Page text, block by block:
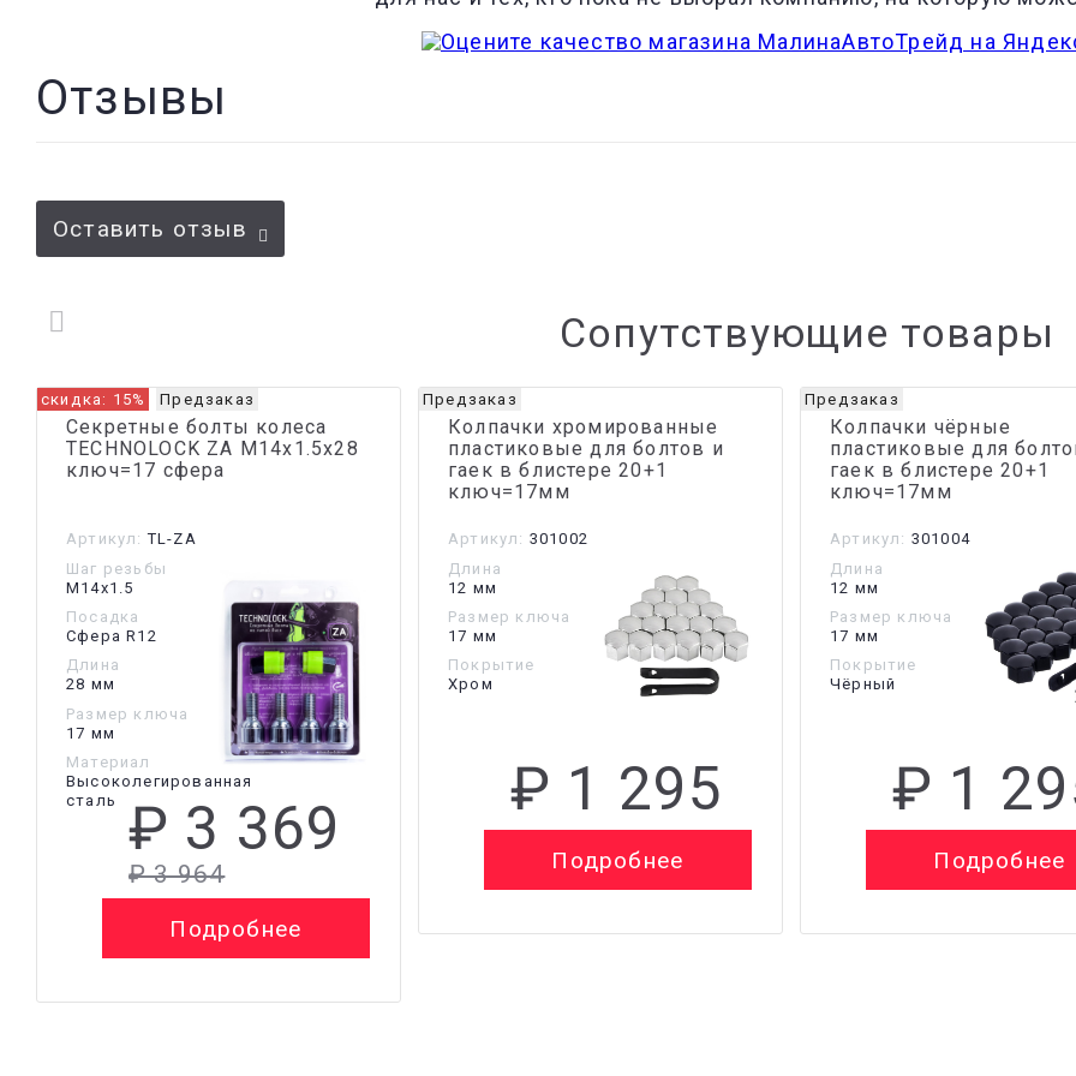
Отзывы
Оставить отзыв
Сопутствующие товары
Секретные болты колеса
TECHNOLOCK ZA М14x1.5x28
ключ=17 сфера
Артикул: TL-ZA
Шаг резьбы
М14х1.5
Посадка
Сфера R12
Длина
28 мм
Размер ключа
17 мм
Материал
Высоколегированная
сталь
скидка: 15% Предзаказ
₽ 3 369
₽ 3 964
Подробнее
Колпачки хромированные
пластиковые для болтов и
гаек в блистере 20+1
ключ=17мм
Артикул: 301002
Длина
12 мм
Размер ключа
17 мм
Покрытие
Хром
Предзаказ
₽ 1 295
Подробнее
Колпачки чёрные
пластиковые для
гаек в блистере 20+1
ключ=17мм
Артикул: 301004
Длина
12 мм
Размер ключа
17 мм
Покрытие
Чёрный
Предзаказ
₽ 1
Подробнее